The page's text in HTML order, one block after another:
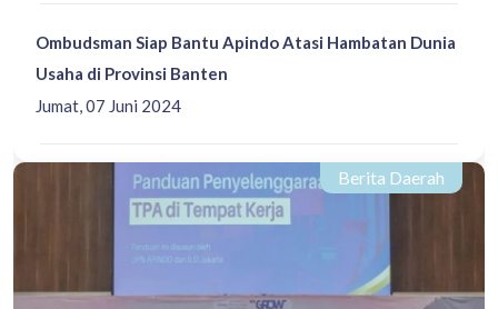
Jumat, 07 Juni 2024
Ombudsman Siap Bantu Apindo Atasi Hambatan Dunia
Usaha di Provinsi Banten
Berita Daerah